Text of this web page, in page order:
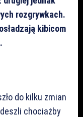
rozgrywkach.
kibicom
do kilku zmian
chociażby